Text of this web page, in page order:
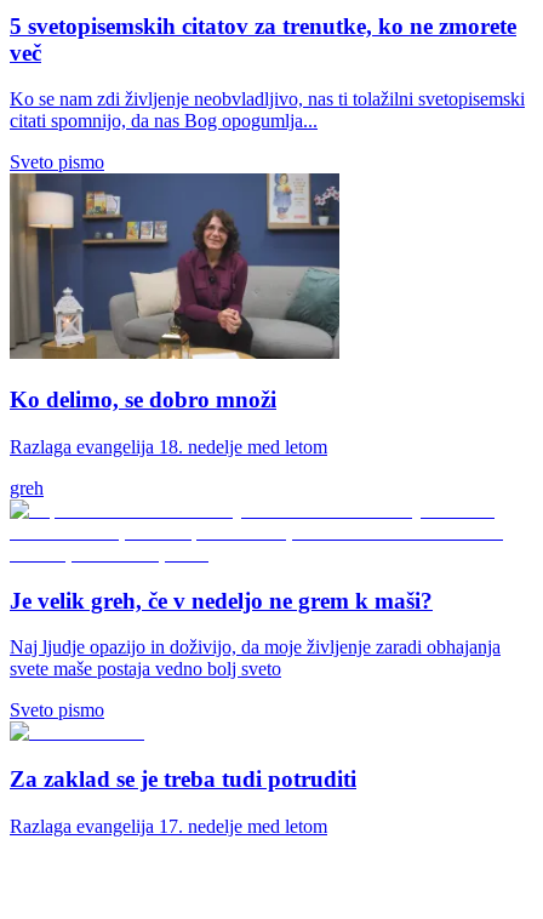
5 svetopisemskih citatov za trenutke, ko ne zmorete
več
Ko se nam zdi življenje neobvladljivo, nas ti tolažilni svetopisemski
citati spomnijo, da nas Bog opogumlja...
Sveto pismo
Ko delimo, se dobro množi
Razlaga evangelija 18. nedelje med letom
greh
Je velik greh, če v nedeljo ne grem k maši?
Naj ljudje opazijo in doživijo, da moje življenje zaradi obhajanja
svete maše postaja vedno bolj sveto
Sveto pismo
Za zaklad se je treba tudi potruditi
Razlaga evangelija 17. nedelje med letom